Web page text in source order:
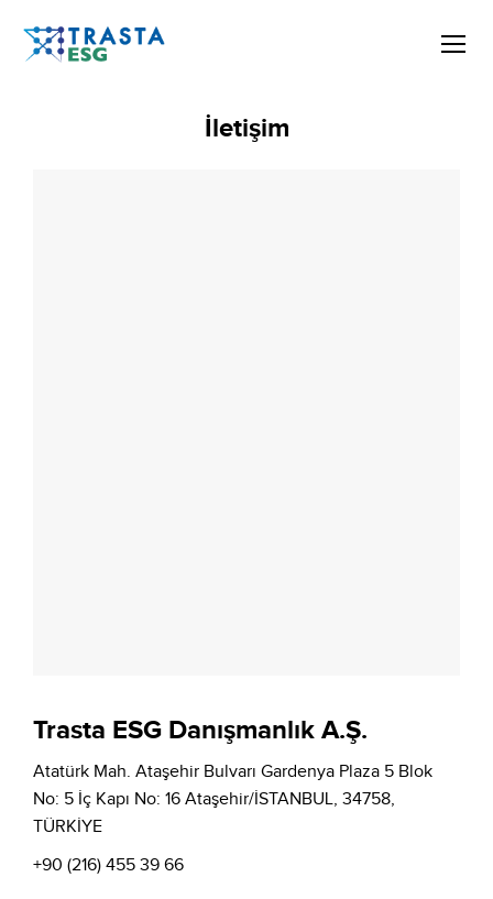
İletişim
Trasta ESG Danışmanlık A.Ş.
Atatürk Mah. Ataşehir Bulvarı Gardenya Plaza 5 Blok
No: 5 İç Kapı No: 16 Ataşehir/İSTANBUL, 34758,
TÜRKİYE
+90 (216) 455 39 66